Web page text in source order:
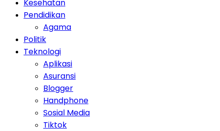
Kesehatan
Pendidikan
Agama
Politik
Teknologi
Aplikasi
Asuransi
Blogger
Handphone
Sosial Media
Tiktok